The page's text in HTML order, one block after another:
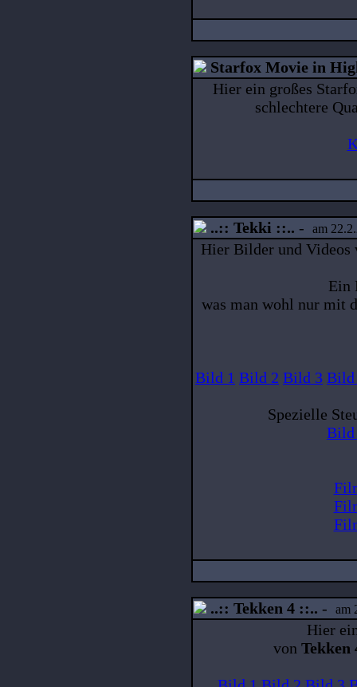
Starfox Movie in
Hier ein großes
schlechtere
..:: Tekki ::.. - am
Hier Bilder und Videos
Ein
was man wohl nur mit
Bild 1 Bild 2 Bild 3 Bild
Spezielle
Bild
..:: Tekken 4 ::.. - am
Hier
von Tekken